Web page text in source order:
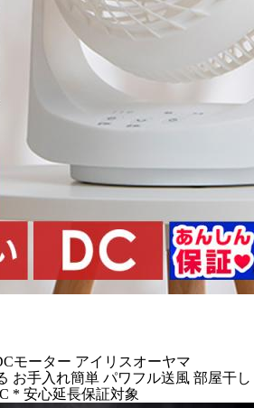
モーター アイリスオーヤマ
お手入れ簡単 パワフル送風 部屋干し
* 安心延長保証対象